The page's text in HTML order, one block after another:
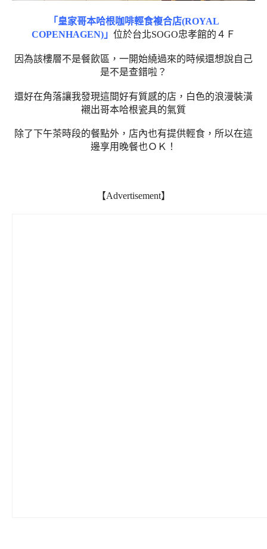
「皇家哥本哈根咖啡輕食複合店(ROYAL
COPENHAGEN)」 位於台北SOGO忠孝館的４Ｆ
因為該樓層不是餐飲區，一開始繞過來的時候還想說自己
是不是查錯啦？
還好在角落讓我發現這間好有質感的店，白色的浪漫裝潢
襯出哥本哈根瓷具的氣質
除了下午茶時段的餐點外，店內也有提供輕食，所以在這
邊享用晚餐也ＯＫ！
【Advertisement】